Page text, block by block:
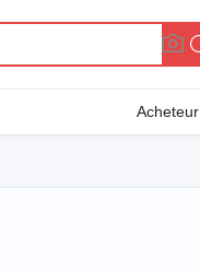
Acheteur